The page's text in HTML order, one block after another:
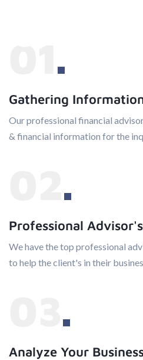
Gathering
Our professional financial
& financial information for the
Professional Advisor's
We have the top professional
to help the client's in their
Analyze Your